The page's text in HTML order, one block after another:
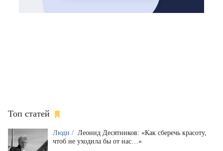
Топ статей
Люди / Леонид Десятников: «Как сберечь красоту,
чтоб не уходила бы от нас…»